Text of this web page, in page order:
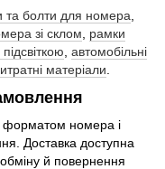
та болти для номера,
зі склом, рамки
, автомобільні
матеріали.
форматом номера і
Доставка доступна
й повернення